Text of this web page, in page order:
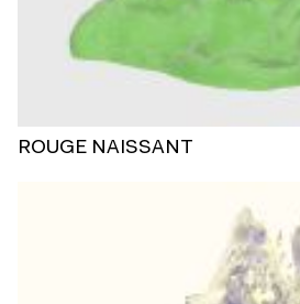
ROUGE NAISSANT